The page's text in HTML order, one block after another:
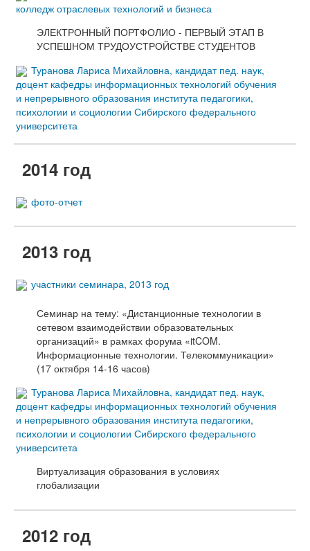
колледж отраслевых технологий и бизнеса
ЭЛЕКТРОННЫЙ ПОРТФОЛИО - ПЕРВЫЙ ЭТАП В
УСПЕШНОМ ТРУДОУСТРОЙСТВЕ СТУДЕНТОВ
Туранова Лариса Михайловна, кандидат пед. наук,
доцент кафедры информационных технологий обучения
и непрерывного образования института педагогики,
психологии и социологии Сибирского федерального
университета
2014 год
фото-отчет
2013 год
участники семинара, 2013 год
Семинар на тему: «Дистанционные технологии в
сетевом взаимодействии образовательных
организаций» в рамках форума «itCOM.
Информационные технологии. Телекоммуникации»
(17 октября 14-16 часов)
Туранова Лариса Михайловна, кандидат пед. наук,
доцент кафедры информационных технологий обучения
и непрерывного образования института педагогики,
психологии и социологии Сибирского федерального
университета
Виртуализация образования в условиях
глобализации
2012 год